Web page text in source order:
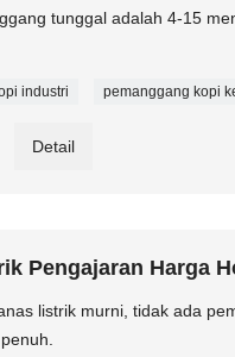
tunggal adalah 4-15
industri pemanggang kopi
Detail
Pengajaran Harga
listrik murni, tidak ada